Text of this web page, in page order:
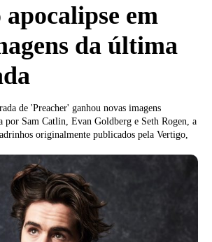
em
da última
de 'Preacher' ganhou novas imagens
Sam Catlin, Evan Goldberg e Seth Rogen, a
originalmente publicados pela Vertigo,